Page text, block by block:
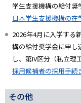
学生支援機構の給付奨
日本学生支援機構の在
2026年4月に入学する
構の給付奨学金に申し
し、第IV区分（私立理
採用候補者の採用手続
その他